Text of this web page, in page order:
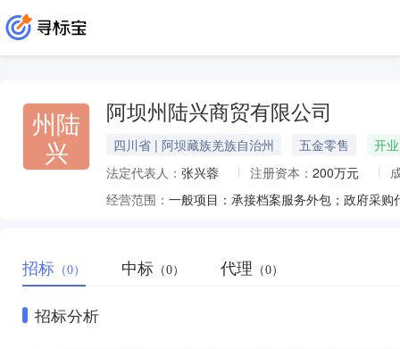
州陆
兴
阿坝州陆兴商贸有限公司
四川省 | 阿坝藏族羌族自治州 五金零售
开业
法定代表人： 张兴蓉 注册资本： 200万元
经营范围：
招标 （0） 中标 （0） 代理 （0）
招标分析